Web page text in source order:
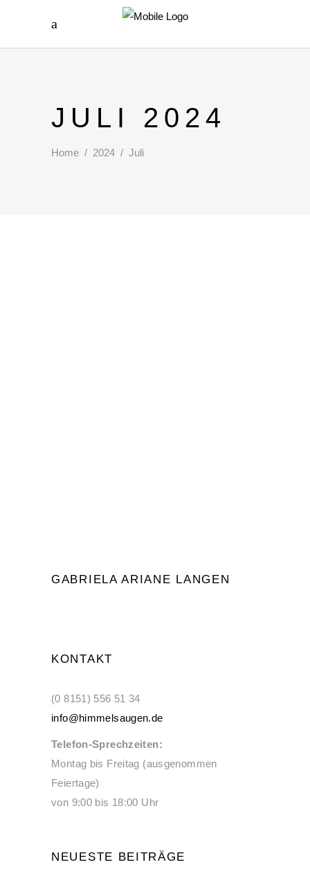
JULI 2024
Home / 2024 / Juli
GABRIELA ARIANE LANGEN
KONTAKT
(0 8151) 556 51 34
info@himmelsaugen.de
Telefon-Sprechzeiten:
Montag bis Freitag (ausgenommen
Feiertage)
von 9:00 bis 18:00 Uhr
NEUESTE BEITRÄGE